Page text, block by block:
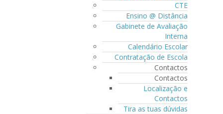
CTE
Ensino @ Distância
Gabinete de Avaliação
Interna
Calendário Escolar
Contratação de Escola
Contactos
Contactos
Localização e
Contactos
Tira as tuas dúvidas